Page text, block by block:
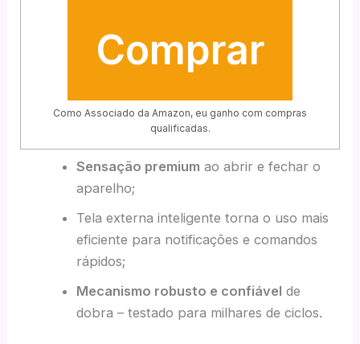
Comprar
Como Associado da Amazon, eu ganho com compras
qualificadas.
Sensação premium ao abrir e fechar o
aparelho;
Tela externa inteligente torna o uso mais
eficiente para notificações e comandos
rápidos;
Mecanismo robusto e confiável de
dobra – testado para milhares de ciclos.